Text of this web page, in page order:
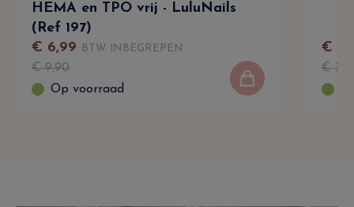
HEMA en TPO vrij - LuluNails
(Ref 197)
€ 6,99 BTW INBEGREPEN
€9,90
Op voorraad
€
€39